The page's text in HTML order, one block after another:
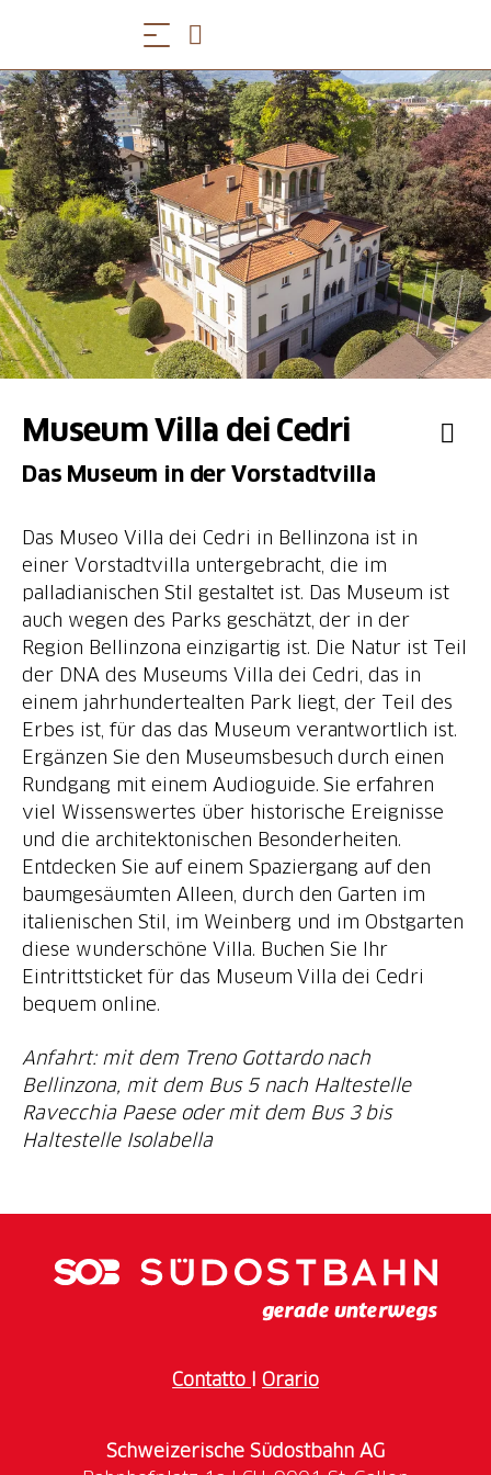
Museum Villa dei Cedri
Das Museum in der Vorstadtvilla
Das Museo Villa dei Cedri in Bellinzona ist in
einer Vorstadtvilla untergebracht, die im
palladianischen Stil gestaltet ist. Das Museum ist
auch wegen des Parks geschätzt, der in der
Region Bellinzona einzigartig ist. Die Natur ist Teil
der DNA des Museums Villa dei Cedri, das in
einem jahrhundertealten Park liegt, der Teil des
Erbes ist, für das das Museum verantwortlich ist.
Ergänzen Sie den Museumsbesuch durch einen
Rundgang mit einem Audioguide. Sie erfahren
viel Wissenswertes über historische Ereignisse
und die architektonischen Besonderheiten.
Entdecken Sie auf einem Spaziergang auf den
baumgesäumten Alleen, durch den Garten im
italienischen Stil, im Weinberg und im Obstgarten
diese wunderschöne Villa. Buchen Sie Ihr
Eintrittsticket für das Museum Villa dei Cedri
bequem online.
Anfahrt: mit dem Treno Gottardo nach
Bellinzona, mit dem Bus 5 nach Haltestelle
Ravecchia Paese oder mit dem Bus 3 bis
Haltestelle Isolabella
Contatto Orario
Schweizerische Südostbahn AG